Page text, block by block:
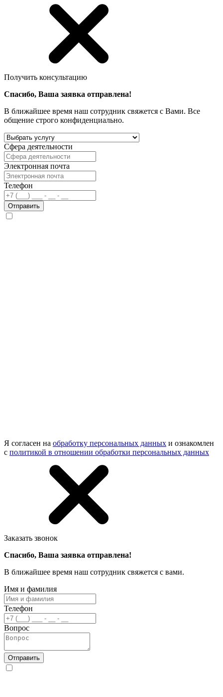
Получить консультацию
Спасибо, Ваша заявка отправлена!
В ближайшее время наш сотрудник свяжется с Вами. Все
общение строго конфиденциально.
Сфера деятельности
Электронная почта
Телефон
Отправить
Я согласен на обработку персональных данных и ознакомлен
с политикой в отношении обработки персональных данных
Заказать звонок
Спасибо, Ваша заявка отправлена!
В ближайшее время наш сотрудник свяжется с вами.
Имя и фамилия
Телефон
Вопрос
Отправить